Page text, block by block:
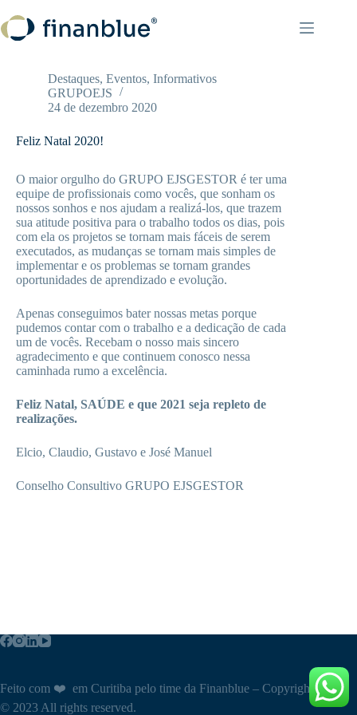
para
o
Destaques, Eventos, Informativos
GRUPOEJS
24 de dezembro 2020
Feliz Natal 2020!
O maior orgulho do GRUPO EJSGESTOR é ter uma
equipe de profissionais como vocês, que sonham os
nossos sonhos e nos ajudam a realizá-los, que trazem
sua atitude positiva para o trabalho todos os dias, pois
com ela os projetos se tornam mais fáceis de serem
executados, as mudanças se tornam mais simples de
implementar e os problemas se tornam grandes
oportunidades de aprendizado e evolução.
Apenas conseguimos bater nossas metas porque
pudemos contar com o trabalho e a dedicação de cada
um de vocês. Recebam o nosso mais sincero
agradecimento e que continuem conosco nessa
caminhada rumo a excelência.
Feliz Natal, SAÚDE e que 2021 seja repleto de
realizações.
Elcio, Claudio, Gustavo e José Manuel
Conselho Consultivo GRUPO EJSGESTOR
Feito com ❤️ em Curitiba pelo time da Finanblue – Copyright
© 2023 All rights reserved.